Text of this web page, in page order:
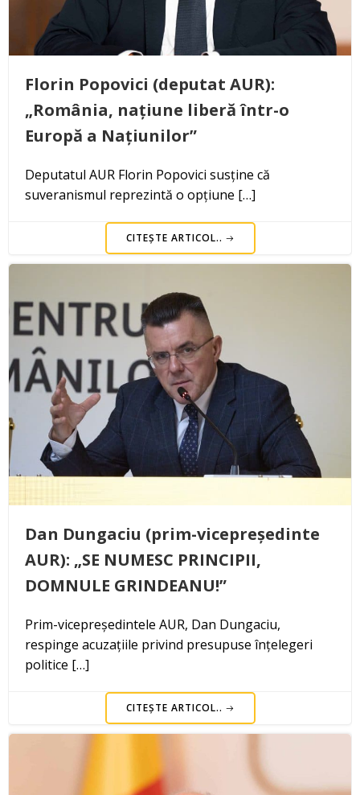
Florin Popovici (deputat AUR):
„România, națiune liberă într-o
Europă a Națiunilor”
Deputatul AUR Florin Popovici susține că
suveranismul reprezintă o opțiune […]
CITEȘTE ARTICOL..
Dan Dungaciu (prim-vicepreședinte
AUR): „SE NUMESC PRINCIPII,
DOMNULE GRINDEANU!”
Prim-vicepreședintele AUR, Dan Dungaciu,
respinge acuzațiile privind presupuse înțelegeri
politice […]
CITEȘTE ARTICOL..